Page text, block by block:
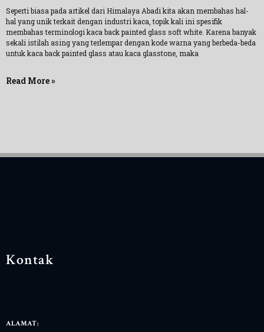
Seperti biasa pada artikel dari Himalaya Abadi kita akan membahas hal-
hal yang unik terkait dengan industri kaca, topik kali ini spesifik
membahas terminologi kaca back painted glass soft white. Karena banyak
sekali istilah asing yang terlempar dengan kode warna yang berbeda-beda
untuk kaca back painted glass atau kaca glasstone, maka
Read More »
Kontak
ALAMAT: